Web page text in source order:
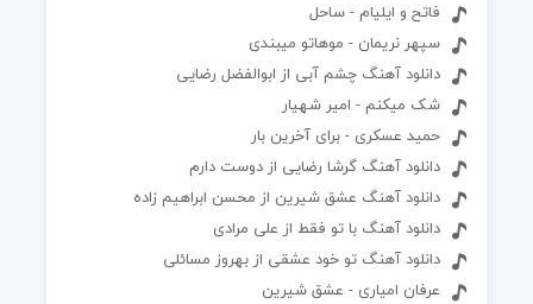
فاتح و ایلیام - ساحل
سپهر نریمان - موهاتو میبندی
دانلود آهنگ چشم آبی از ابوالفضل رضایی
شک میکنم - امیر شهیار
حمید عسکری - برای آخرین بار
دانلود آهنگ گرشا رضایی از دوست دارم
دانلود آهنگ عشق شیرین از محسن ابراهیم زاده
دانلود آهنگ با تو فقط از علی مرادی
دانلود آهنگ تو خود عشقی از بهروز مسائلی
عرفان امیاری - عشق شیرین